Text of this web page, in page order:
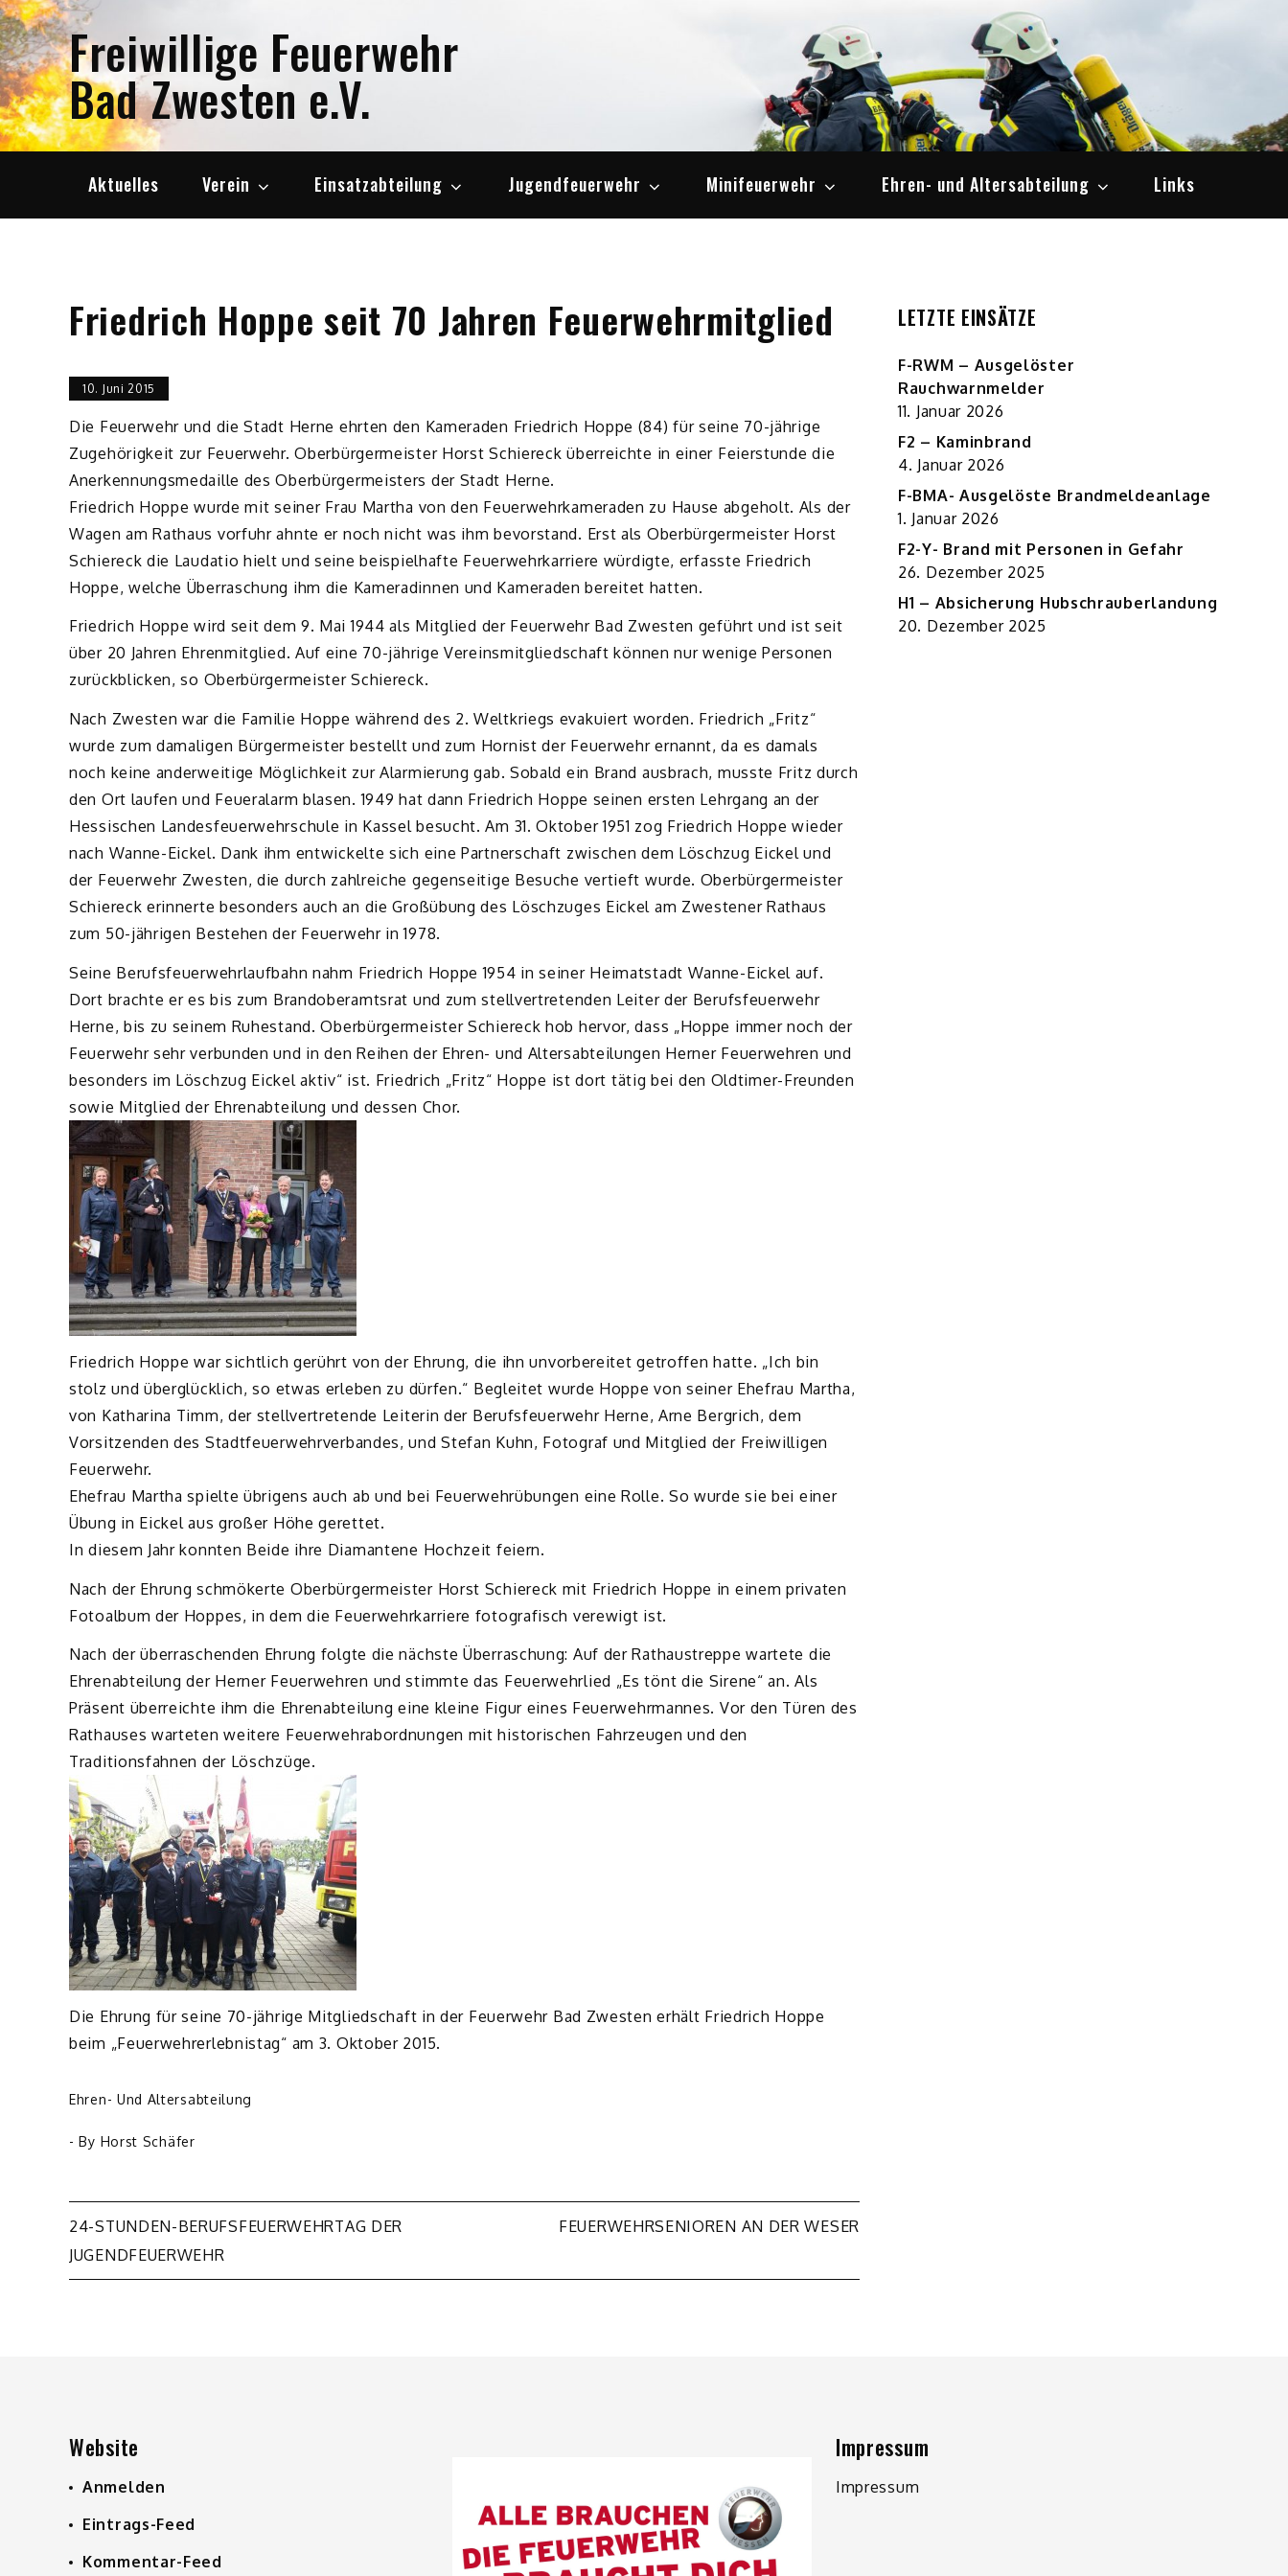
Skip
to
content Freiwillige Feuerwehr
Bad Zwesten e.V.
Aktuelles Verein Einsatzabteilung Jugendfeuerwehr Minifeuerwehr Ehren- und Altersabteilung Links
Friedrich Hoppe seit 70 Jahren Feuerwehrmitglied
10. Juni 2015
Die Feuerwehr und die Stadt Herne ehrten den Kameraden Friedrich Hoppe (84) für seine 70-jährige
Zugehörigkeit zur Feuerwehr. Oberbürgermeister Horst Schiereck überreichte in einer Feierstunde die
Anerkennungsmedaille des Oberbürgermeisters der Stadt Herne.
Friedrich Hoppe wurde mit seiner Frau Martha von den Feuerwehrkameraden zu Hause abgeholt. Als der
Wagen am Rathaus vorfuhr ahnte er noch nicht was ihm bevorstand. Erst als Oberbürgermeister Horst
Schiereck die Laudatio hielt und seine beispielhafte Feuerwehrkarriere würdigte, erfasste Friedrich
Hoppe, welche Überraschung ihm die Kameradinnen und Kameraden bereitet hatten.
Friedrich Hoppe wird seit dem 9. Mai 1944 als Mitglied der Feuerwehr Bad Zwesten geführt und ist seit
über 20 Jahren Ehrenmitglied. Auf eine 70-jährige Vereinsmitgliedschaft können nur wenige Personen
zurückblicken, so Oberbürgermeister Schiereck.
Nach Zwesten war die Familie Hoppe während des 2. Weltkriegs evakuiert worden. Friedrich „Fritz“
wurde zum damaligen Bürgermeister bestellt und zum Hornist der Feuerwehr ernannt, da es damals
noch keine anderweitige Möglichkeit zur Alarmierung gab. Sobald ein Brand ausbrach, musste Fritz durch
den Ort laufen und Feueralarm blasen. 1949 hat dann Friedrich Hoppe seinen ersten Lehrgang an der
Hessischen Landesfeuerwehrschule in Kassel besucht. Am 31. Oktober 1951 zog Friedrich Hoppe wieder
nach Wanne-Eickel. Dank ihm entwickelte sich eine Partnerschaft zwischen dem Löschzug Eickel und
der Feuerwehr Zwesten, die durch zahlreiche gegenseitige Besuche vertieft wurde. Oberbürgermeister
Schiereck erinnerte besonders auch an die Großübung des Löschzuges Eickel am Zwestener Rathaus
zum 50-jährigen Bestehen der Feuerwehr in 1978.
Seine Berufsfeuerwehrlaufbahn nahm Friedrich Hoppe 1954 in seiner Heimatstadt Wanne-Eickel auf.
Dort brachte er es bis zum Brandoberamtsrat und zum stellvertretenden Leiter der Berufsfeuerwehr
Herne, bis zu seinem Ruhestand. Oberbürgermeister Schiereck hob hervor, dass „Hoppe immer noch der
Feuerwehr sehr verbunden und in den Reihen der Ehren- und Altersabteilungen Herner Feuerwehren und
besonders im Löschzug Eickel aktiv“ ist. Friedrich „Fritz“ Hoppe ist dort tätig bei den Oldtimer-Freunden
sowie Mitglied der Ehrenabteilung und dessen Chor.
Friedrich Hoppe war sichtlich gerührt von der Ehrung, die ihn unvorbereitet getroffen hatte. „Ich bin
stolz und überglücklich, so etwas erleben zu dürfen.“ Begleitet wurde Hoppe von seiner Ehefrau Martha,
von Katharina Timm, der stellvertretende Leiterin der Berufsfeuerwehr Herne, Arne Bergrich, dem
Vorsitzenden des Stadtfeuerwehrverbandes, und Stefan Kuhn, Fotograf und Mitglied der Freiwilligen
Feuerwehr.
Ehefrau Martha spielte übrigens auch ab und bei Feuerwehrübungen eine Rolle. So wurde sie bei einer
Übung in Eickel aus großer Höhe gerettet.
In diesem Jahr konnten Beide ihre Diamantene Hochzeit feiern.
Nach der Ehrung schmökerte Oberbürgermeister Horst Schiereck mit Friedrich Hoppe in einem privaten
Fotoalbum der Hoppes, in dem die Feuerwehrkarriere fotografisch verewigt ist.
Nach der überraschenden Ehrung folgte die nächste Überraschung: Auf der Rathaustreppe wartete die
Ehrenabteilung der Herner Feuerwehren und stimmte das Feuerwehrlied „Es tönt die Sirene“ an. Als
Präsent überreichte ihm die Ehrenabteilung eine kleine Figur eines Feuerwehrmannes. Vor den Türen des
Rathauses warteten weitere Feuerwehrabordnungen mit historischen Fahrzeugen und den
Traditionsfahnen der Löschzüge.
Die Ehrung für seine 70-jährige Mitgliedschaft in der Feuerwehr Bad Zwesten erhält Friedrich Hoppe
beim „Feuerwehrerlebnistag“ am 3. Oktober 2015.
Ehren- Und Altersabteilung
- By Horst Schäfer
Beitragsnavigation
24-STUNDEN-BERUFSFEUERWEHRTAG DER
JUGENDFEUERWEHR
FEUERWEHRSENIOREN AN DER WESER
LETZTE EINSÄTZE
F-RWM – Ausgelöster
Rauchwarnmelder
11. Januar 2026
F2 – Kaminbrand
4. Januar 2026
F-BMA- Ausgelöste Brandmeldeanlage
1. Januar 2026
F2-Y- Brand mit Personen in Gefahr
26. Dezember 2025
H1 – Absicherung Hubschrauberlandung
20. Dezember 2025
Website
Anmelden
Eintrags-Feed
Kommentar-Feed
Impressum
Impressum